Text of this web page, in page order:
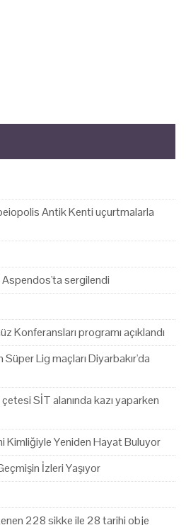
Antik Kenti uçurtmalarla
sergilendi
Konferansları programı açıklandı
Lig maçları Diyarbakır'da
SİT alanında kazı yaparken
Kimliğiyle Yeniden Hayat Buluyor
İzleri Yaşıyor
228 sikke ile 28 tarihi obje